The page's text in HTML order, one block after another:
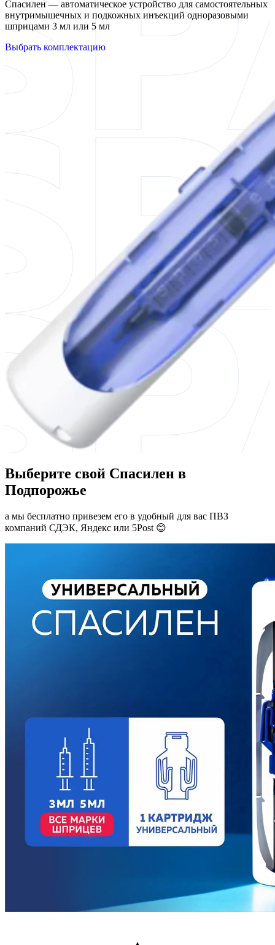
Спасилен — автоматическое устройство для самостоятельных
внутримышечных и подкожных инъекций одноразовыми
шприцами 3 мл или 5 мл
Выбрать комплектацию
Выберите свой Спасилен в
Подпорожье
а мы бесплатно привезем его в удобный для вас ПВЗ
компаний СДЭК, Яндекс или 5Post 😊